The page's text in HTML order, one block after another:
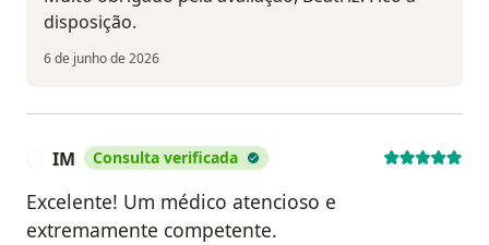
disposição.
6 de junho de 2026
IM Consulta verificada
Excelente! Um médico atencioso e
extremamente competente.